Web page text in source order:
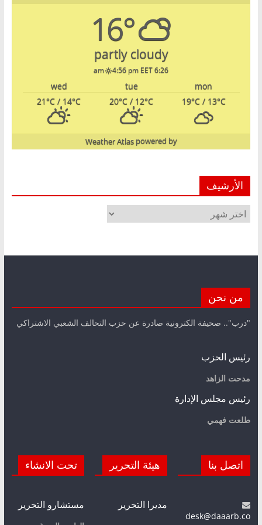
16°
partly cloudy
6:26 am
4:56 pm EET
mon
tue
wed
19°C/ 13°C
20°C / 12°C
21°C / 14°C
powered by
Weather Atlas
الأرشيف
الأرشيف
من نحن
"درب".. صحيفة الكترونية صادرة عن حزب التحالف الشعبي الاشتراكي
رئيس الحزب
مدحت الزاهد
رئيس مجلس الإدارة
طلعت فهمي
اتصل بنا
desk@daaarb.co
هيئة التحرير
مديرا التحرير
تحت الانشاء
مستشارو التحرير